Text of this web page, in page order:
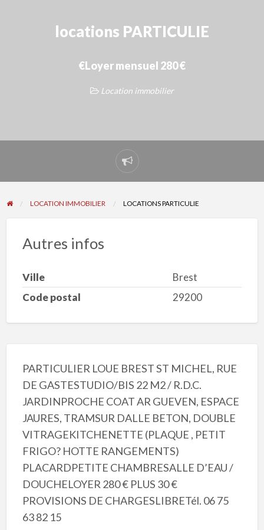
locations PARTICULIE
€Loyer mensuel 280 €
Location immobilier
Signaler
un
problème
LOCATION IMMOBILIER LOCATIONS PARTICULIE
Autres infos
Ville
Brest
Code postal
29200
PARTICULIER LOUE BREST ST MICHEL, RUE
DE GASTESTUDIO/BIS 22 M2 / R.D.C.
JARDINPROCHE COAT AR GUEVEN, ESPACE
JAURES, TRAMSUR DALLE BETON, DOUBLE
VITRAGEKITCHENETTE (PLAQUE , PETIT
FRIGO? HOTTE RANGEMENTS)
PLACARDPETITE CHAMBRESALLE D’EAU /
DOUCHELOYER 280 € PLUS 30 €
PROVISIONS DE CHARGESLIBRETél. 06 75
63 82 15